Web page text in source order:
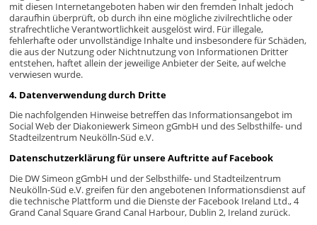
mit diesen Internetangeboten haben wir den fremden Inhalt jedoch
daraufhin überprüft, ob durch ihn eine mögliche zivilrechtliche oder
strafrechtliche Verantwortlichkeit ausgelöst wird. Für illegale,
fehlerhafte oder unvollständige Inhalte und insbesondere für Schäden,
die aus der Nutzung oder Nichtnutzung von Informationen Dritter
entstehen, haftet allein der jeweilige Anbieter der Seite, auf welche
verwiesen wurde.
4. Datenverwendung durch Dritte
Die nachfolgenden Hinweise betreffen das Informationsangebot im
Social Web der Diakoniewerk Simeon gGmbH und des Selbsthilfe- und
Stadteilzentrum Neukölln-Süd e.V.
Datenschutzerklärung für unsere Auftritte auf Facebook
Die DW Simeon gGmbH und der Selbsthilfe- und Stadteilzentrum
Neukölln-Süd e.V. greifen für den angebotenen Informationsdienst auf
die technische Plattform und die Dienste der Facebook Ireland Ltd., 4
Grand Canal Square Grand Canal Harbour, Dublin 2, Ireland zurück.